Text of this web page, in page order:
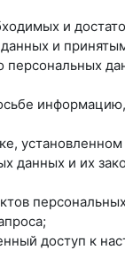
и
и
данных и их
доступ к